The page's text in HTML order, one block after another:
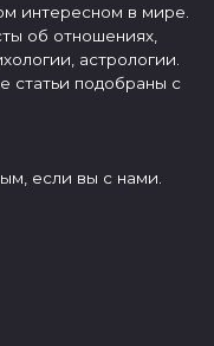
интересном в мире.
об отношениях,
астрологии.
статьи подобраны с
если вы с нами.